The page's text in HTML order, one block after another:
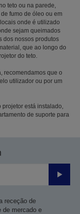
teto ou na parede,
fumo de óleo ou em
onde é utilizado
sejam queimados
dos nossos produtos
que ao longo do
do teto.
recomendamos que o
utilizador ou por um
está instalado,
de suporte para
Enviar
receção de
de mercado e